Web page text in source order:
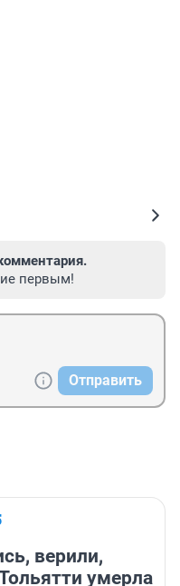
первым!
Отправить
верили,
умерла